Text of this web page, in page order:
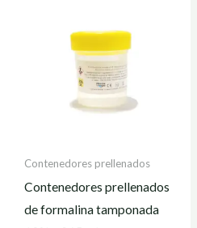
Contenedores prellenados
Contenedores prellenados
de formalina tamponada